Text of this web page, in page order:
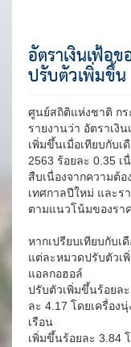
อัตราเงินเฟ้อ
ปรับตัวเพิ่มขึ้น
ศูนย์สถิติแห่งชาติ ก
รายงานว่า อัตราเงิ
เพิ่มขึ้นเมื่อเทียบกับเ
2563 ร้อยละ 0.35
สืบเนื่องจากความต้
เทศกาลปีใหม่ และร
ตามแนวโน้มของรา
หากเปรียบเทียบกับ
แต่ละหมวดปรับตัวเ
แอลกอฮอล์
ปรับตัวเพิ่มขึ้นร้อยละ
ละ 4.17 โดยเครื่อง
เรือน
เพิ่มขึ้นร้อยละ 3.84